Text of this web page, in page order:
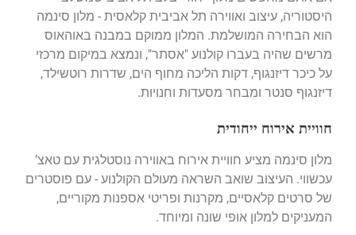
היסטוריה, עיצוב ואווירה תל אביבית קלאסית - מלון סינמה
הוא הבחירה המושלמת. המלון ממוקם במבנה באוהאוס
מרשים שהיה בעברו קולנוע "אסתר", ונמצא במיקום מרכזי
על כיכר דיזנגוף, דקות הליכה מחוף הים, שדרות רוטשילד,
דיזנגוף סנטר ומבחר מסעדות וחנויות.
חוויית אירוח ייחודית
מלון סינמה מציע חוויית אירוח באווירה נוסטלגית עם טאצ’
עכשווי. העיצוב שואב השראה מעולם הקולנוע - עם פוסטרים
של סרטים קלאסיים, מקרנות ופריטי אספנות מקוריים,
המעניקים למלון אופי שונה ומיוחד.